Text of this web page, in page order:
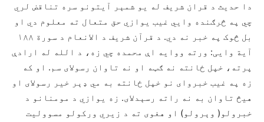
دا حدیث د قران شریف له یو شمېر آیتونو سره تناقض لري
چي په څرګنده وايي غیب یوازي حق متعال ته معلوم دي او
بل څوک په خبر نه دي. د قرآن شریف د الانعام د سورة ۱۸۸
آیة وايی: ورته ووایه اې محمده چي زه، د الله له ارادې
پرته، خپل ځانته نه ګټه او نه تاوان رسولای سم. او که
زه په غیب خبروای نو خپل ځانته به مي ډېر خیر رسولای او
هیڅ تاوان به نه راته رسېدلای. زه یوازي د مومنانو د
خبرولو( وېرولو) او هغوی ته د زیري ورکولو مسوولیت